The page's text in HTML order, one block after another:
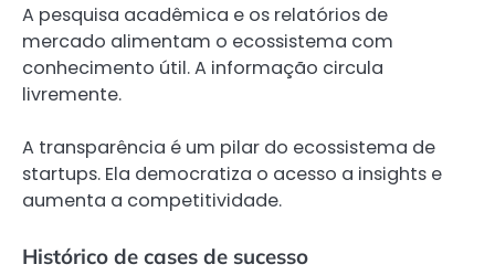
A pesquisa acadêmica e os relatórios de
mercado alimentam o ecossistema com
conhecimento útil. A informação circula
livremente.
A transparência é um pilar do ecossistema de
startups. Ela democratiza o acesso a insights e
aumenta a competitividade.
Histórico de cases de sucesso